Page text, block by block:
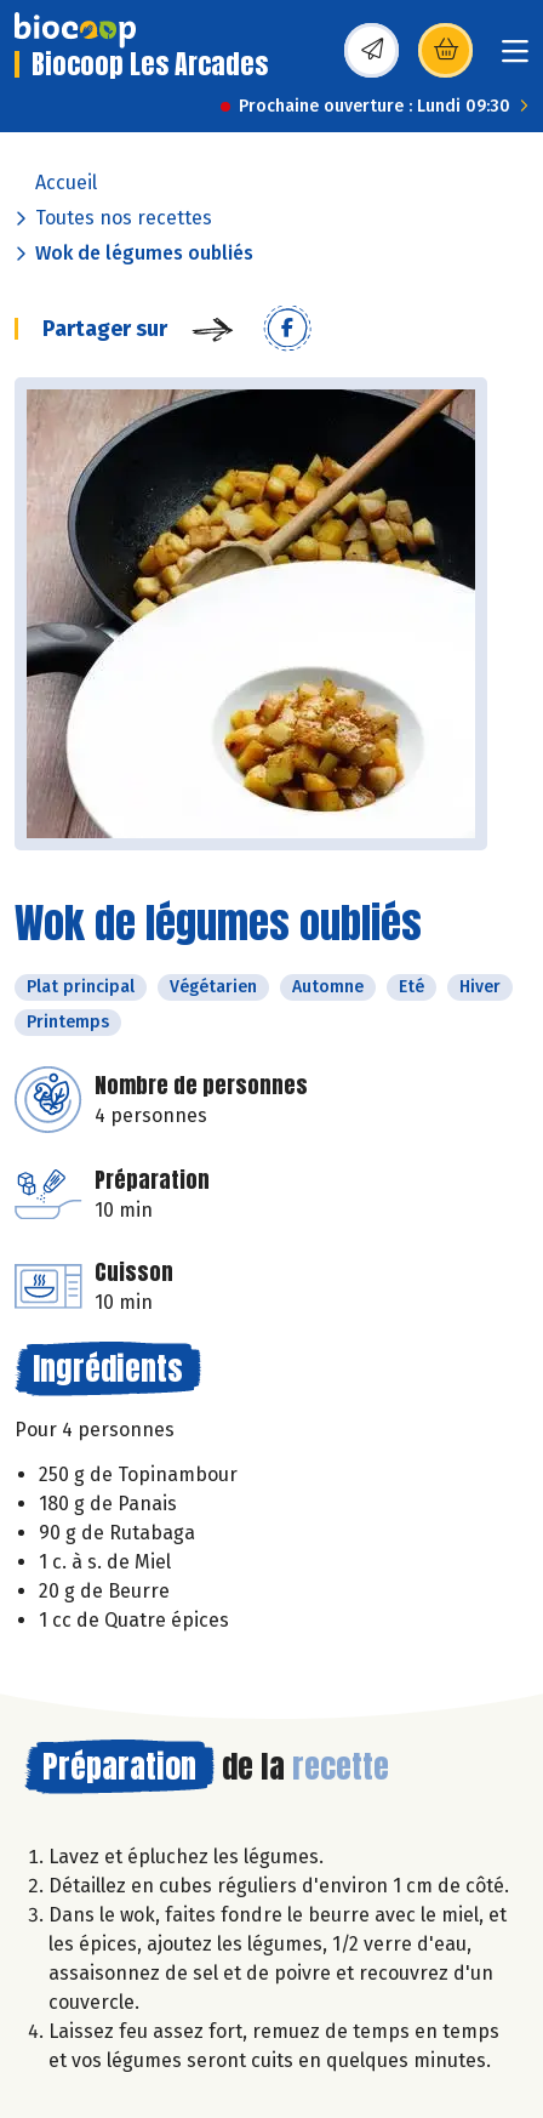
Biocoop Les Arcades (s’ouvre dans une
Prochaine ouverture : Lundi 09:30
Accueil
Toutes nos recettes
Wok de légumes oubliés
Partager sur
Wok de légumes oubliés
Plat principal Végétarien Automne Eté
Hiver
Printemps
Nombre de personnes
4 personnes
Préparation
10 min
Cuisson
10 min
Ingrédients
Pour 4 personnes
250 g de Topinambour
180 g de Panais
90 g de Rutabaga
1 c. à s. de Miel
20 g de Beurre
1 cc de Quatre épices
Préparation de la recette
Lavez et épluchez les légumes.
Détaillez en cubes réguliers d'environ 1 cm de côté.
Dans le wok, faites fondre le beurre avec le miel, et
les épices, ajoutez les légumes, 1/2 verre d'eau,
assaisonnez de sel et de poivre et recouvrez d'un
couvercle.
Laissez feu assez fort, remuez de temps en temps
et vos légumes seront cuits en quelques minutes.